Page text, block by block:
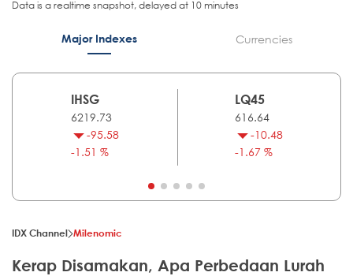
Data is a realtime snapshot, delayed at 10 minutes
Major Indexes Currencies
IHSG
6219.73
-95.58
-1.51 %
LQ45
616.64
-10.48
-1.67 %
IDX Channel Milenomic
Kerap Disamakan, Apa Perbedaan Lurah